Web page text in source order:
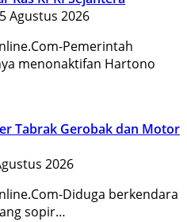
5 Agustus 2026
Pemerintah
menonaktifan Hartono
Tabrak Gerobak dan Motor
2026
Diduga berkendara
sopir…